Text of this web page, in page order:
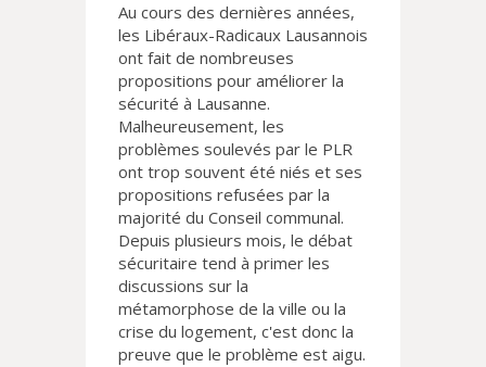
Au cours des dernières années,
les Libéraux-Radicaux Lausannois
ont fait de nombreuses
propositions pour améliorer la
sécurité à Lausanne.
Malheureusement, les
problèmes soulevés par le PLR
ont trop souvent été niés et ses
propositions refusées par la
majorité du Conseil communal.
Depuis plusieurs mois, le débat
sécuritaire tend à primer les
discussions sur la
métamorphose de la ville ou la
crise du logement, c'est donc la
preuve que le problème est aigu.